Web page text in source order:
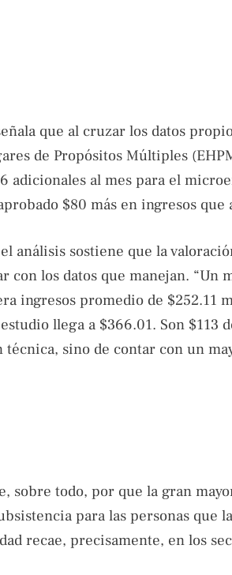
que al cruzar los datos
de Propósitos Múltiples
adicionales al mes para el
$80 más en ingresos
análisis sostiene que la
con los datos que manejan.
ingresos promedio de $252.11
llega a $366.01. Son
técnica, sino de contar con un
sobre todo, por que la gran
para las personas
recae, precisamente, en los